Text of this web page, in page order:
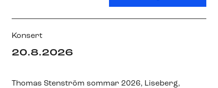
Konsert
20.8.2026
Thomas Stenström sommar 2026, Liseberg,